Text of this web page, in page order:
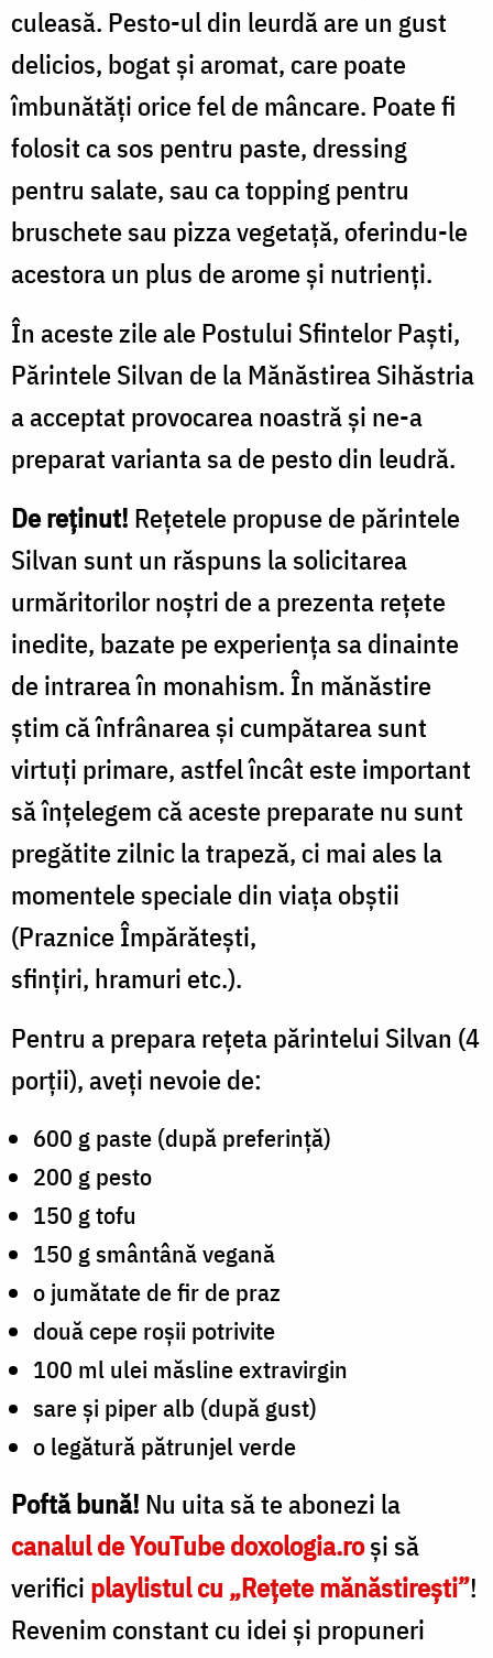
culeasă. Pesto-ul din leurdă are un gust
delicios, bogat și aromat, care poate
îmbunătăți orice fel de mâncare. Poate fi
folosit ca sos pentru paste, dressing
pentru salate, sau ca topping pentru
bruschete sau pizza vegetață, oferindu-le
acestora un plus de arome și nutrienți.
În aceste zile ale Postului Sfintelor Paști,
Părintele Silvan de la Mănăstirea Sihăstria
a acceptat provocarea noastră și ne-a
preparat varianta sa de pesto din leudră.
De reținut! Rețetele propuse de părintele
Silvan sunt un răspuns la solicitarea
urmăritorilor noștri de a prezenta rețete
inedite, bazate pe experiența sa dinainte
de intrarea în monahism. În mănăstire
știm că înfrânarea și cumpătarea sunt
virtuți primare, astfel încât este important
să înțelegem că aceste preparate nu sunt
pregătite zilnic la trapeză, ci mai ales la
momentele speciale din viața obștii
(Praznice Împărătești,
sfințiri, hramuri etc.).
Pentru a prepara rețeta părintelui Silvan (4
porții), aveți nevoie de:
600 g paste (după preferință)
200 g pesto
150 g tofu
150 g smântână vegană
o jumătate de fir de praz
două cepe roșii potrivite
100 ml ulei măsline extravirgin
sare și piper alb (după gust)
o legătură pătrunjel verde
Poftă bună! Nu uitasă te abonezi la
canalul de YouTube doxologia.roși să
verifici playlistul cu „Rețete mănăstirești”!
Revenim constant cu idei și propuneri